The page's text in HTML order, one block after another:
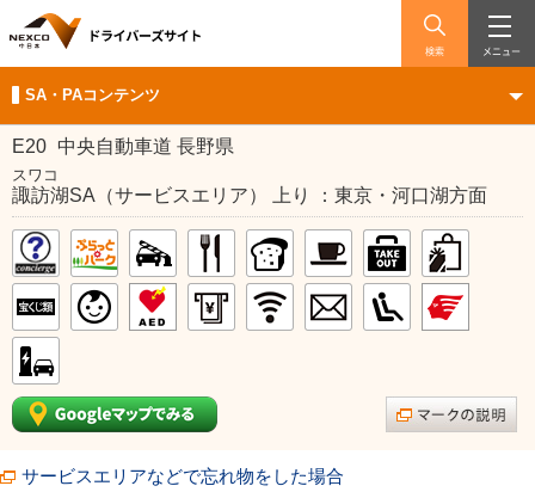
検索 メニュー
SA・PAコンテンツ
E20 中央自動車道 長野県
スワコ
諏訪湖SA（サービスエリア） 上り ：東京・河口湖方面
サービスエリアなどで忘れ物をした場合